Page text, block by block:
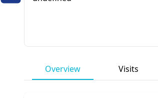
Overview Visits